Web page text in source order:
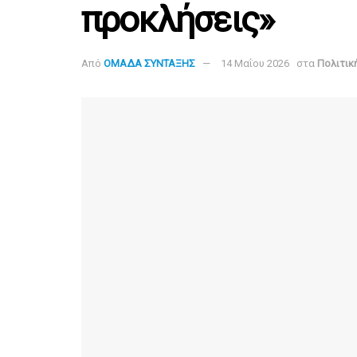
προκλήσεις»
Από ΟΜΑΔΑ ΣΥΝΤΑΞΗΣ 14 Μαΐου 2026 στα